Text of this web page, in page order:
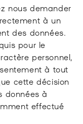
nous demander
à un
des données.
pour le
personnel,
à tout
cette décision
données à
effectué